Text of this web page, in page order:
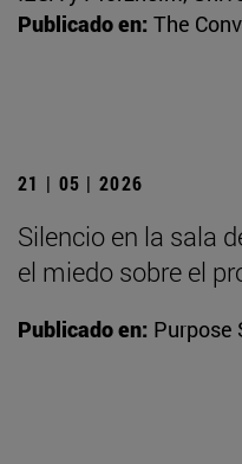
Publicado en: The
21 | 05 | 2026
Silencio en la sala
el miedo sobre el
Publicado en: Purpose